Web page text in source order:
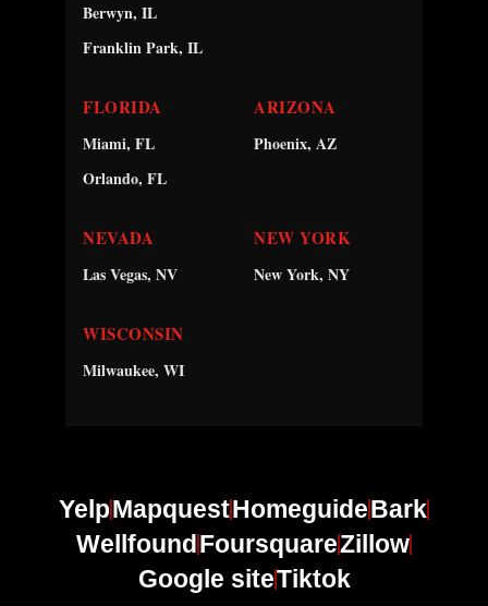
Berwyn, IL
Franklin Park, IL
FLORIDA
Miami, FL
Orlando, FL
ARIZONA
Phoenix, AZ
NEVADA
Las Vegas, NV
NEW YORK
New York, NY
WISCONSIN
Milwaukee, WI
YelpMapquestHomeguideBark
Wellfound FoursquareZillow
Google siteTiktok